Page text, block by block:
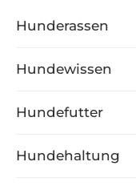
Hunderassen
Hundewissen
Hundefutter
Hundehaltung